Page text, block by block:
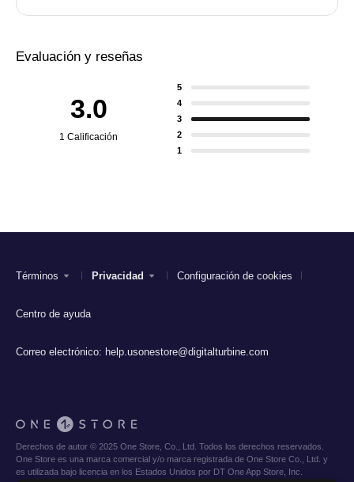
Evaluación y reseñas
3.0
1 Calificación
5
4
3
2
1
Términos Privacidad Configuración de cookies
Centro de ayuda
Correo electrónico: help.usonestore@digitalturbine.com
Derechos de autor © 2025 One Store, Co., Ltd. Todos los derechos reservados.
One Store es una marca comercial y/o marca registrada de One Store Co., Ltd. y
es utilizada bajo licencia en los Estados Unidos por DT One App Store, Inc.